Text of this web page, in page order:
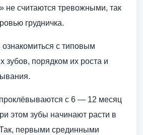
не считаются тревожными, так
грудничка.
с типовым
зубов, порядком их роста и
с 6 — 12 месяц
этом зубы начинают расти в
первыми срединными